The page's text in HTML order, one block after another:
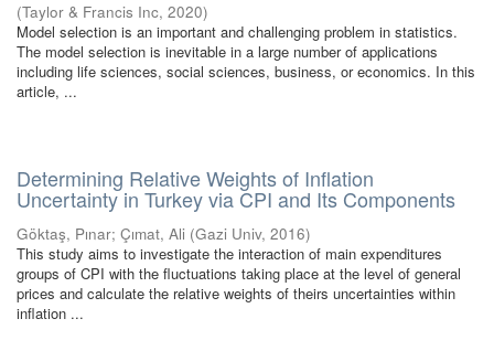
(Taylor & Francis Inc, 2020)
Model selection is an important and challenging problem in statistics.
The model selection is inevitable in a large number of applications
including life sciences, social sciences, business, or economics. In this
article, ...
Determining Relative Weights of Inflation
Uncertainty in Turkey via CPI and Its Components
Göktaş, Pınar; Çımat, Ali (Gazi Univ, 2016)
This study aims to investigate the interaction of main expenditures
groups of CPI with the fluctuations taking place at the level of general
prices and calculate the relative weights of theirs uncertainties within
inflation ...